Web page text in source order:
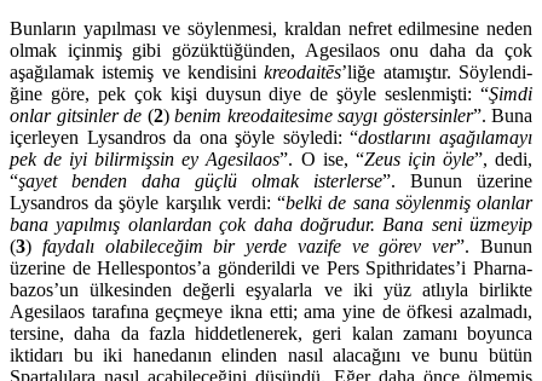
Bunların yapılması ve söylenmesi, kraldan nefret edilmesine ne­den
olmak içinmiş gibi gözüktüğünden, Agesilaos onu daha da çok
aşağıla­mak istemiş ve kendisinikreodaitēs’liğe ata­mıştır. Söylen­di­
ğine göre, pek çok kişi duysun diye de şöyle seslenmişti: “Şimdi
onlar gitsinler de (2) benim kreo­dai­tesime saygı göster­sinler”. Buna
içerleyen Lysand­ros da ona şöyle söyledi: “dostlarını aşağıla­mayı
pek de iyi bilirmişsin ey Agesilaos”. O ise, “Zeusiçin öyle”, dedi,
“şayet benden daha güçlü olmak ister­lerse”. Bunun üzerine
Lysandros da şöyle kar­şılık verdi: “belki de sana söylenmiş olanlar
bana yapılmış olanlardan çok daha doğrudur. Bana seni üzmeyip
(3) faydalı olabileceğim bir yerde vazife ve görev ver”. Bunun
üzerine de Hellespontos’a gönderildi ve Pers Spithridates’i Pharna­
bazos’un ülkesinden değerli eşyalarla ve iki yüz at­lıyla birlikte
Agesilaos tarafına geçmeye ikna etti; ama yine de öf­kesi azalmadı,
tersine, daha da fazla hiddetlenerek, geri kalan zamanı boyunca
iktidarı bu iki hanedanın elinden nasıl alacağını ve bunu bütün